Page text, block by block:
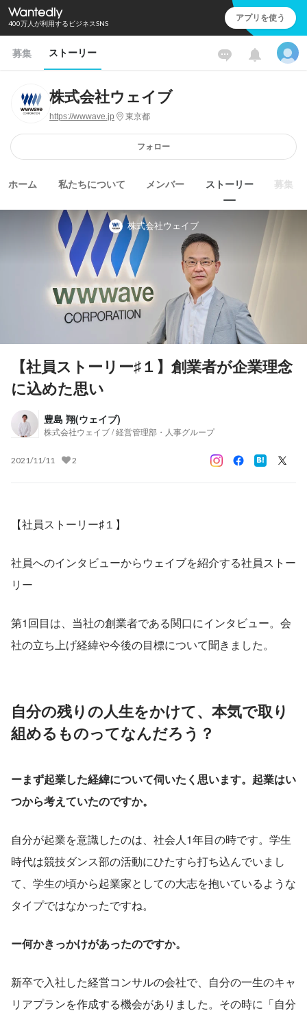
400万人が利用するビジネスSNS アプリを使う
募集 ストーリー
株式会社ウェイブ
https://wwwave.jp 東京都
フォロー
ホーム 私たちについて メンバー ストーリー 募集
株式会社ウェイブ
【社員ストーリー♯１】創業者が企業理念
に込めた思い
豊島 翔(ウェイブ)
株式会社ウェイブ / 経営管理部・人事グループ
2021/11/11 2
【社員ストーリー♯１】
社員へのインタビューからウェイブを紹介する社員ストー
リー
第1回目は、当社の創業者である関口にインタビュー。会
社の立ち上げ経緯や今後の目標について聞きました。
自分の残りの人生をかけて、本気で取り
組めるものってなんだろう？
ーまず起業した経緯について伺いたく思います。起業はい
つから考えていたのですか。
自分が起業を意識したのは、社会人1年目の時です。学生
時代は競技ダンス部の活動にひたすら打ち込んでいまし
て、学生の頃から起業家としての大志を抱いているような
タイプではなかったですね。
ー何かきっかけがあったのですか。
新卒で入社した経営コンサルの会社で、自分の一生のキャ
リアプランを作成する機会がありました。その時に「自分